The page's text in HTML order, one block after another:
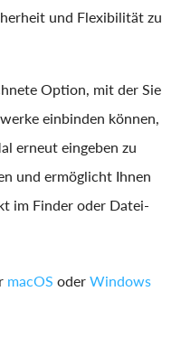
und Flexibilität zu
Option, mit der Sie
einbinden können,
erneut eingeben zu
und ermöglicht Ihnen
im Finder oder Datei-
macOS oder Windows